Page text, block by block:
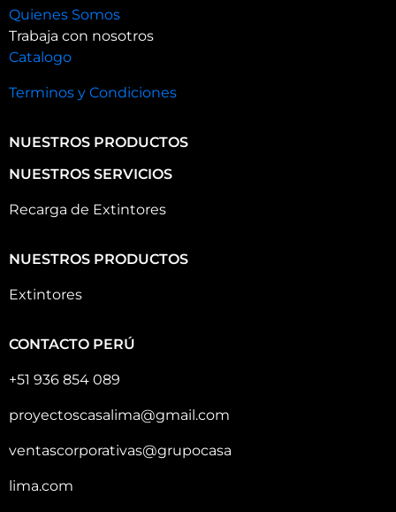
Quienes Somos
Trabaja con nosotros
Catalogo
Terminos y Condiciones
NUESTROS PRODUCTOS
NUESTROS SERVICIOS
Recarga de Extintores
NUESTROS PRODUCTOS
Extintores
CONTACTO PERÚ
+51 936 854 089
proyectoscasalima@gmail.com
ventascorporativas@grupocasa
lima.com